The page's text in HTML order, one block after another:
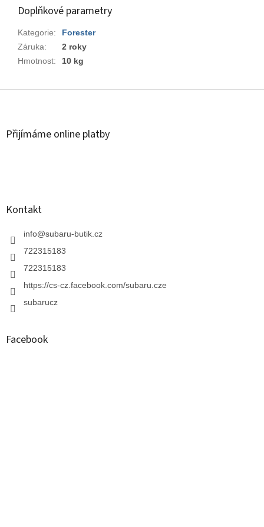
Doplňkové parametry
Kategorie:
Forester
Záruka:
2 roky
Hmotnost: 10 kg
Z
Přijímáme online platby
Kontakt
info@subaru-butik.cz
722315183
722315183
https://cs-cz.facebook.com/subaru.cze
subarucz
Facebook